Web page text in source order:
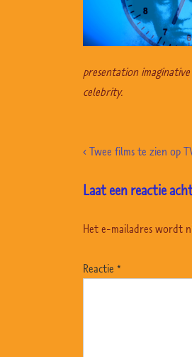
presentation
celebrity.
Bericht
Previous
‹ Twee films te zien op
Laat een reactie
Het e-mailadres wordt
Reactie *